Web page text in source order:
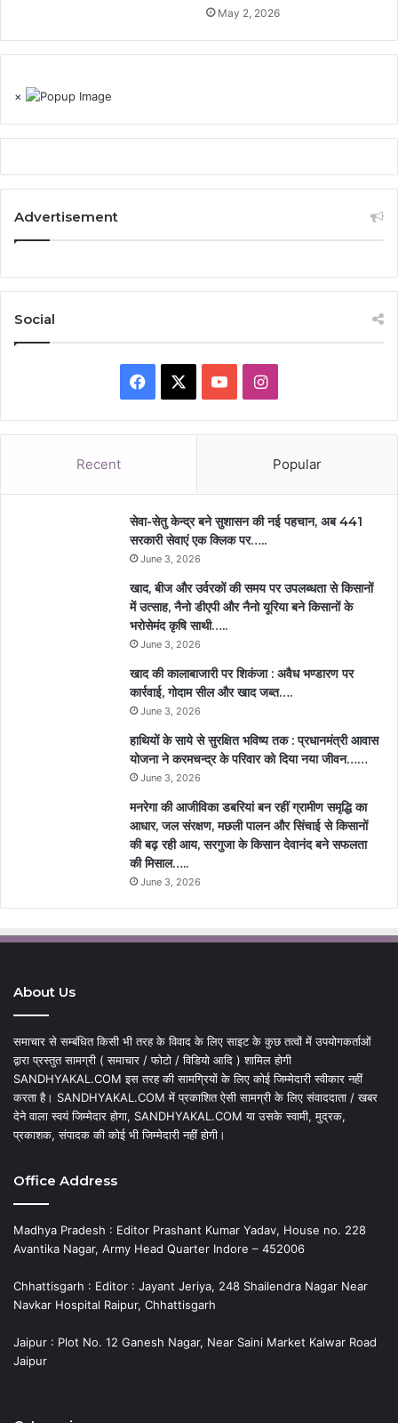
May 2, 2026
×
Advertisement
Social
Facebook YouTubeInstagram
Recent Popular
सेवा-सेतु केन्द्र बने सुशासन की नई पहचान, अब 441
सरकारी सेवाएं एक क्लिक पर…..
June 3, 2026
खाद, बीज और उर्वरकों की समय पर उपलब्धता से किसानों
में उत्साह, नैनो डीएपी और नैनो यूरिया बने किसानों के
भरोसेमंद कृषि साथी…..
June 3, 2026
खाद की कालाबाजारी पर शिकंजा : अवैध भण्डारण पर
कार्रवाई, गोदाम सील और खाद जब्त….
June 3, 2026
हाथियों के साये से सुरक्षित भविष्य तक : प्रधानमंत्री आवास
योजना ने करमचन्द्र के परिवार को दिया नया जीवन……
June 3, 2026
मनरेगा की आजीविका डबरियां बन रहीं ग्रामीण समृद्धि का
आधार, जल संरक्षण, मछली पालन और सिंचाई से किसानों
की बढ़ रही आय, सरगुजा के किसान देवानंद बने सफलता
की मिसाल…..
June 3, 2026
About Us
समाचार से सम्बंधित किसी भी तरह के विवाद के लिए साइट के कुछ तत्वों में उपयोगकर्ताओं
द्वारा प्रस्तुत सामग्री ( समाचार / फोटो / विडियो आदि ) शामिल होगी
SANDHYAKAL.COM इस तरह की सामग्रियों के लिए कोई जिम्मेदारी स्वीकार नहीं
करता है। SANDHYAKAL.COM में प्रकाशित ऐसी सामग्री के लिए संवाददाता / खबर
देने वाला स्वयं जिम्मेदार होगा, SANDHYAKAL.COM या उसके स्वामी, मुद्रक,
प्रकाशक, संपादक की कोई भी जिम्मेदारी नहीं होगी।
Office Address
Madhya Pradesh : Editor Prashant Kumar Yadav, House no. 228
Avantika Nagar, Army Head Quarter Indore – 452006
Chhattisgarh : Editor : Jayant Jeriya, 248 Shailendra Nagar Near
Navkar Hospital Raipur, Chhattisgarh
Jaipur : Plot No. 12 Ganesh Nagar, Near Saini Market Kalwar Road
Jaipur